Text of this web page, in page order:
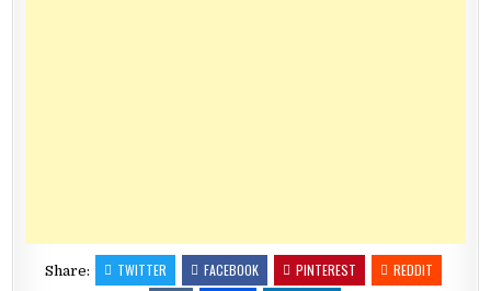
Share: TWITTER FACEBOOK PINTEREST
REDDIT